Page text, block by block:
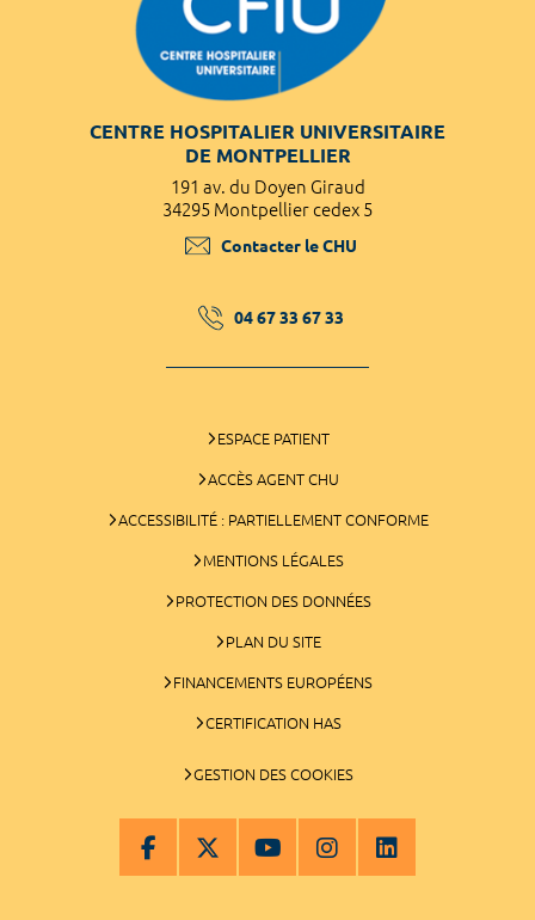
CENTRE HOSPITALIER UNIVERSITAIRE
DE MONTPELLIER
191 av. du Doyen Giraud
34295 Montpellier cedex 5
Contacter le CHU
04 67 33 67 33
ESPACE PATIENT
ACCÈS AGENT CHU
ACCESSIBILITÉ : PARTIELLEMENT CONFORME
MENTIONS LÉGALES
PROTECTION DES DONNÉES
PLAN DU SITE
FINANCEMENTS EUROPÉENS
CERTIFICATION HAS
GESTION DES COOKIES